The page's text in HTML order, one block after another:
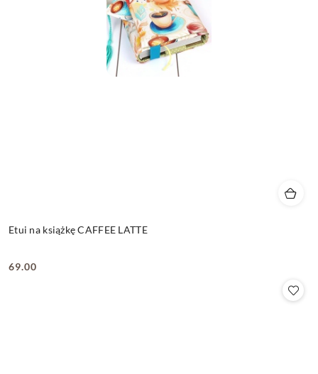
Etui na książkę CAFFEE LATTE
Cena:
69.00